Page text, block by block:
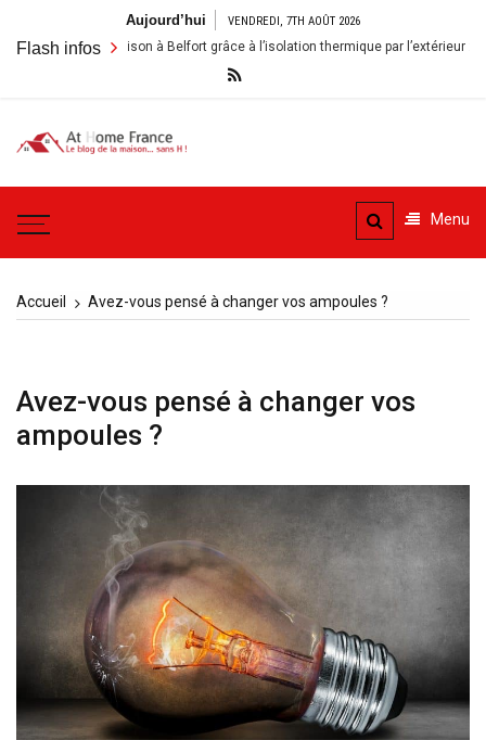
contenu
Aujourd’hui VENDREDI, 7TH AOÛT 2026
Flash infos
Rénover sa maison à Belfort grâce à l’isolation thermique par l’extérieur :
A la
Maison
France
H
Menu
Accueil Avez-vous pensé à changer vos ampoules ?
Avez-vous pensé à changer vos
ampoules ?